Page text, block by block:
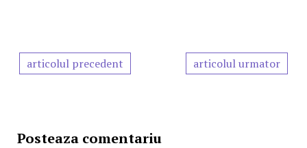
articolul precedent articolul urmator
Posteaza comentariu